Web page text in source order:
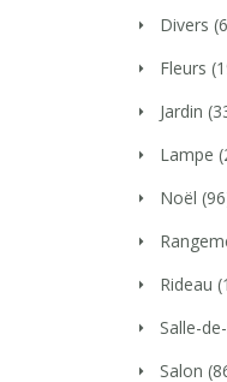
Divers
Fleurs
Jardin
Lampe
Noël
Rideau
Salle-
Salon